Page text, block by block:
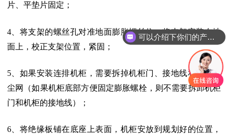
片、平垫片固定；
4、将支架的螺丝孔对准地面膨胀螺丝位，将支架安装在地
面上，校正支架位置，紧固；
5、如果安装连排机柜，需要拆掉机柜门、接地线和底部防
尘网（如果机柜底部方便固定膨胀螺栓，则不需要拆卸机柜
门和机柜的接地线）；
6、将绝缘板铺在底座上表面，机柜安放到规划好的位置，
可以介绍下你们的产品么